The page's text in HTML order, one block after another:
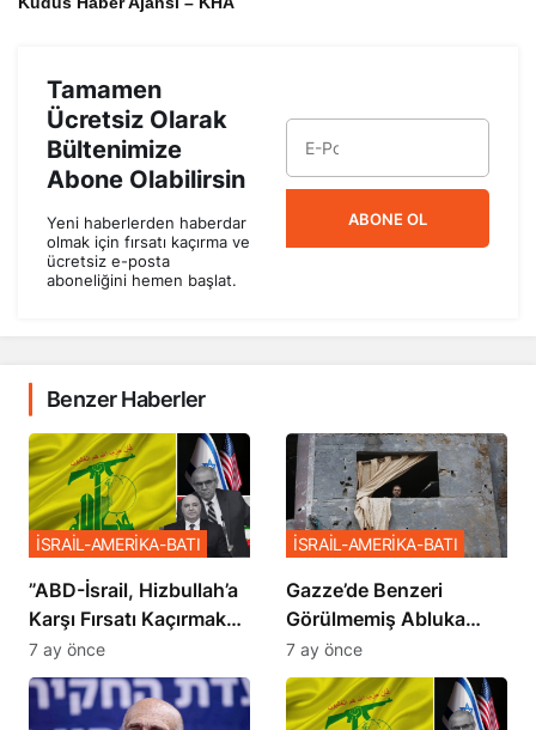
Tamamen
Ücretsiz Olarak
Bültenimize
Abone Olabilirsin
Yeni haberlerden haberdar
olmak için fırsatı kaçırma ve
ücretsiz e-posta
aboneliğini hemen başlat.
ABONE OL
Benzer Haberler
​​​​​​​”ABD-İsrail, Hizbullah’a
Karşı Fırsatı Kaçırmak
İstemiyor”
İSRAİL-AMERİKA-BATI
7 ay önce
​​​​​​​Gazze’de Benzeri
Görülmemiş Abluka
Planı
İSRAİL-AMERİKA-BATI
7 ay önce